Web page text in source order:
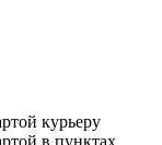
курьеру
в пунктах